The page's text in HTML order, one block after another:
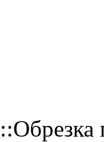
::Обрезка